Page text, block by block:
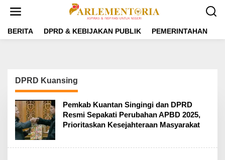
t
BERITA DPRD & KEBIJAKAN PUBLIK PEMERINTAHAN
DPRD Kuansing
Pemkab Kuantan Singingi dan DPRD
Resmi Sepakati Perubahan APBD 2025,
Prioritaskan Kesejahteraan Masyarakat